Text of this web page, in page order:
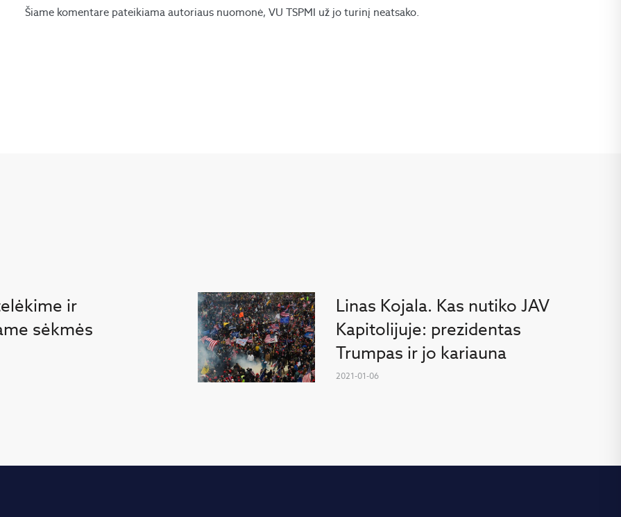
Šiame komentare pateikiama autoriaus nuomonė, VU TSPMI už jo turinį neatsako.
ir
sėkmės
Linas Kojala. Kas nutiko JAV
Kapitolijuje: prezidentas
Trumpas ir jo kariauna
2021-01-06